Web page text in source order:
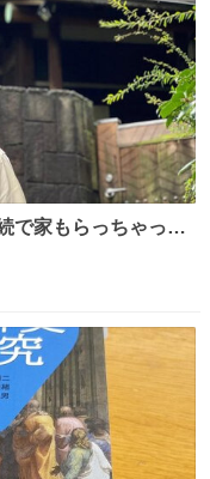
で家もらっちゃった